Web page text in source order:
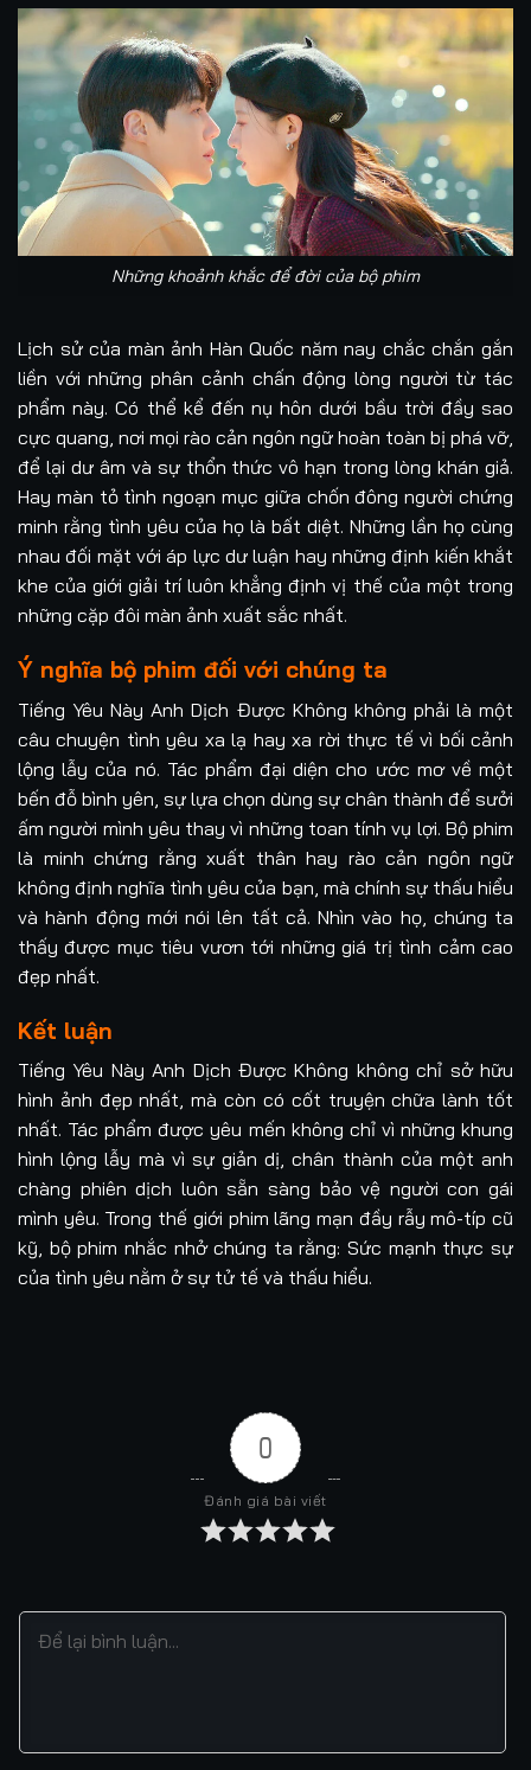
Những khoảnh khắc để đời của bộ phim
Lịch sử của màn ảnh Hàn Quốc năm nay chắc chắn gắn
liền với những phân cảnh chấn động lòng người từ tác
phẩm này. Có thể kể đến nụ hôn dưới bầu trời đầy sao
cực quang, nơi mọi rào cản ngôn ngữ hoàn toàn bị phá vỡ,
để lại dư âm và sự thổn thức vô hạn trong lòng khán giả.
Hay màn tỏ tình ngoạn mục giữa chốn đông người chứng
minh rằng tình yêu của họ là bất diệt. Những lần họ cùng
nhau đối mặt với áp lực dư luận hay những định kiến khắt
khe của giới giải trí luôn khẳng định vị thế của một trong
những cặp đôi màn ảnh xuất sắc nhất.
Ý nghĩa bộ phim đối với chúng ta
Tiếng Yêu Này Anh Dịch Được Không không phải là một
câu chuyện tình yêu xa lạ hay xa rời thực tế vì bối cảnh
lộng lẫy của nó. Tác phẩm đại diện cho ước mơ về một
bến đỗ bình yên, sự lựa chọn dùng sự chân thành để sưởi
ấm người mình yêu thay vì những toan tính vụ lợi. Bộ phim
là minh chứng rằng xuất thân hay rào cản ngôn ngữ
không định nghĩa tình yêu của bạn, mà chính sự thấu hiểu
và hành động mới nói lên tất cả. Nhìn vào họ, chúng ta
thấy được mục tiêu vươn tới những giá trị tình cảm cao
đẹp nhất.
Kết luận
Tiếng Yêu Này Anh Dịch Được Không không chỉ sở hữu
hình ảnh đẹp nhất, mà còn có cốt truyện chữa lành tốt
nhất. Tác phẩm được yêu mến không chỉ vì những khung
hình lộng lẫy mà vì sự giản dị, chân thành của một anh
chàng phiên dịch luôn sẵn sàng bảo vệ người con gái
mình yêu. Trong thế giới phim lãng mạn đầy rẫy mô-típ cũ
kỹ, bộ phim nhắc nhở chúng ta rằng: Sức mạnh thực sự
của tình yêu nằm ở sự tử tế và thấu hiểu.
0
Đánh giá bài viết